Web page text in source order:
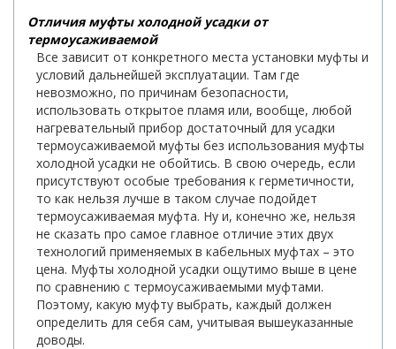
Отличия муфты холодной усадки от
термоусаживаемой
Все зависит от конкретного места установки муфты и
условий дальнейшей эксплуатации. Там где
невозможно, по причинам безопасности,
использовать открытое пламя или, вообще, любой
нагревательный прибор достаточный для усадки
термоусаживаемой муфты без использования муфты
холодной усадки не обойтись. В свою очередь, если
присутствуют особые требования к герметичности,
то как нельзя лучше в таком случае подойдет
термоусаживаемая муфта. Ну и, конечно же, нельзя
не сказать про самое главное отличие этих двух
технологий применяемых в кабельных муфтах – это
цена. Муфты холодной усадки ощутимо выше в цене
по сравнению с термоусаживаемыми муфтами.
Поэтому, какую муфту выбрать, каждый должен
определить для себя сам, учитывая вышеуказанные
доводы.